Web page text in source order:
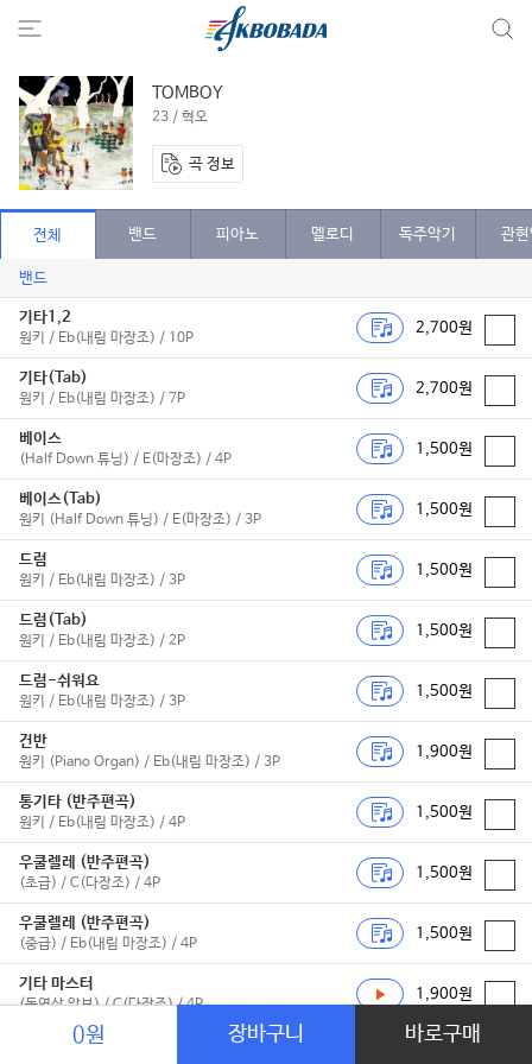
TOMBOY
23 / 혁오
곡 정보
전체 밴드 피아노 멜로디 독주악기 관
밴드
기타1,2
원키 / Eb(내림 마장조) / 10P
2,700원
기타(Tab)
원키 / Eb(내림 마장조) / 7P
2,700원
베이스
(Half Down 튜닝) / E(마장조) / 4P
1,500원
베이스(Tab)
원키 (Half Down 튜닝) / E(마장조) / 3P
1,500원
드럼
원키 / Eb(내림 마장조) / 3P
1,500원
드럼(Tab)
원키 / Eb(내림 마장조) / 2P
1,500원
드럼-쉬워요
원키 / Eb(내림 마장조) / 3P
1,500원
건반
원키 (Piano Organ) / Eb(내림 마장조) / 3P
1,900원
통기타 (반주편곡)
원키 / Eb(내림 마장조) / 4P
1,500원
우쿨렐레 (반주편곡)
(초급) / C(다장조) / 4P
1,500원
우쿨렐레 (반주편곡)
(중급) / Eb(내림 마장조) / 4P
1,500원
기타 마스터
(동영상 악보) / C(다장조) / 4P
1,900원
기타 마스터
0원 장바구니 바로구매